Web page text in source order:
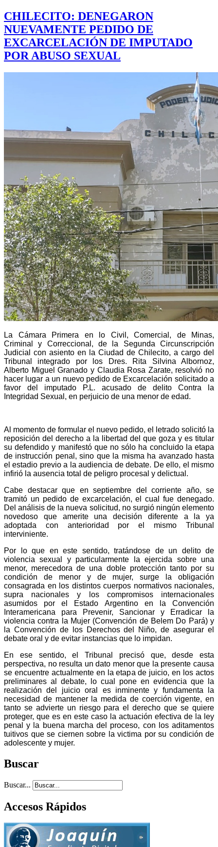
CHILECITO: DENEGARON
NUEVAMENTE PEDIDO DE
EXCARCELACIÓN DE IMPUTADO
POR ABUSO SEXUAL
La Cámara Primera en lo Civil, Comercial, de Minas,
Criminal y Correccional, de la Segunda Circunscripción
Judicial con asiento en la Ciudad de Chilecito, a cargo del
Tribunal integrado por los Dres. Rita Silvina Albornoz,
Alberto Miguel Granado y Claudia Rosa Zarate, resolvió no
hacer lugar a un nuevo pedido de Excarcelación solicitado a
favor del imputado P.L. acusado de delito Contra la
Integridad Sexual, en perjuicio de una menor de edad.
Al momento de formular el nuevo pedido, el letrado solicitó la
reposición del derecho a la libertad del que goza y es titular
su defendido y manifestó que no sólo ha concluido la etapa
de instrucción penal, sino que la misma ha avanzado hasta
el estadio previo a la audiencia de debate. De ello, el mismo
infirió la ausencia total de peligro procesal y delictual.
Cabe destacar que en septiembre del corriente año, se
tramitó un pedido de excarcelación, el cual fue denegado.
Del análisis de la nueva solicitud, no surgió ningún elemento
novedoso que amerite una decisión diferente a la ya
adoptada con anterioridad por el mismo Tribunal
interviniente.
Por lo que en este sentido, tratándose de un delito de
violencia sexual y particularmente la ejercida sobre una
menor, merecedora de una doble protección tanto por su
condición de menor y de mujer, surge la obligación
consagrada en los distintos cuerpos normativos nacionales,
supra nacionales y los compromisos internacionales
asumidos por el Estado Argentino en la Convención
Interamericana para Prevenir, Sancionar y Erradicar la
violencia contra la Mujer (Convención de Belem Do Pará) y
la Convención de los Derechos del Niño, de asegurar el
debate oral y de evitar instancias que lo impidan.
En ese sentido, el Tribunal precisó que, desde esta
perspectiva, no resulta un dato menor que la presente causa
se encuentre actualmente en la etapa de juicio, en los actos
preliminares al debate, lo cual pone en evidencia que la
realización del juicio oral es inminente y fundamenta la
necesidad de mantener la medida de coerción vigente, en
tanto se advierte un riesgo para el derecho que se quiere
proteger, que es en este caso la actuación efectiva de la ley
penal y la buena marcha del proceso, con los aditamentos
tuitivos que se ciernen sobre la victima por su condición de
adolescente y mujer.
Buscar
Buscar...
Accesos Rápidos